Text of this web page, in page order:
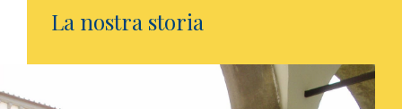
La nostra storia